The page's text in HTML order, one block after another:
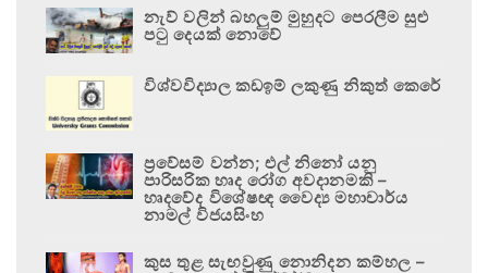
නැව් වලින් බහලුම් මුහුදට පෙරලීම සුළු
පටු දෙයක් නොවේ
විශ්වවිද්‍යාල කඩඉම් ලකුණු නිකුත් කෙරේ
ප්‍රවේසම් වන්න; එල් නිනෝ යනු
පාරිසරික හෘද රෝග අවදානමකි –
හෘදවේද විශේෂඥ වෛද්‍ය මහාචාර්ය
නාමල් විජයසිංහ
කුස තුළ සැඟවුණු නොනිදන කම්හල –